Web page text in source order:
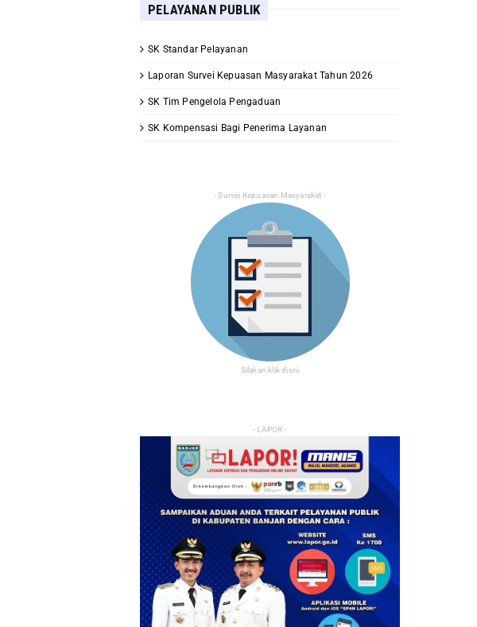
PELAYANAN PUBLIK
SK Standar Pelayanan
Laporan Survei Kepuasan Masyarakat Tahun 2026
SK Tim Pengelola Pengaduan
SK Kompensasi Bagi Penerima Layanan
- Survei Kepuasan Masyarakat -
Silakan klik disni
- LAPOR -